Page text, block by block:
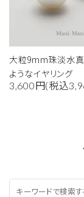
大粒9mm珠淡水
ようなイヤリング
3,600円(税込